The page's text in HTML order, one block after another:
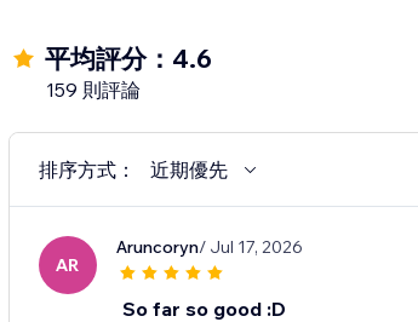
平均評分：4.6
159 則評論
排序方式： 近期優先
AR
Aruncoryn/ Jul 17, 2026
So far so good :D